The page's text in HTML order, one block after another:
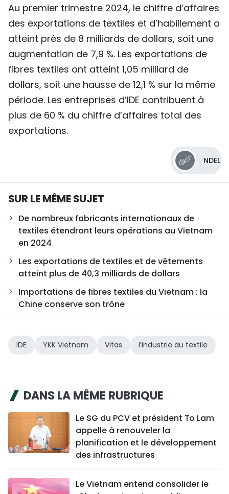
Au premier trimestre 2024, le chiffre d’affaires
des exportations de textiles et d’habillement a
atteint près de 8 milliards de dollars, soit une
augmentation de 7,9 %. Les exportations de
fibres textiles ont atteint 1,05 milliard de
dollars, soit une hausse de 12,1 % sur la même
période. Les entreprises d’IDE contribuent à
plus de 60 % du chiffre d’affaires total des
exportations.
NDEL
SUR LE MÊME SUJET
De nombreux fabricants internationaux de
textiles étendront leurs opérations au Vietnam
en 2024
Les exportations de textiles et de vêtements
atteint plus de 40,3 milliards de dollars
Importations de fibres textiles du Vietnam : la
Chine conserve son trône
IDE YKK Vietnam Vitas l’industrie du textile
DANS LA MÊME RUBRIQUE
Le SG du PCV et président To Lam
appelle à renouveler la
planification et le développement
des infrastructures
Le Vietnam entend consolider le